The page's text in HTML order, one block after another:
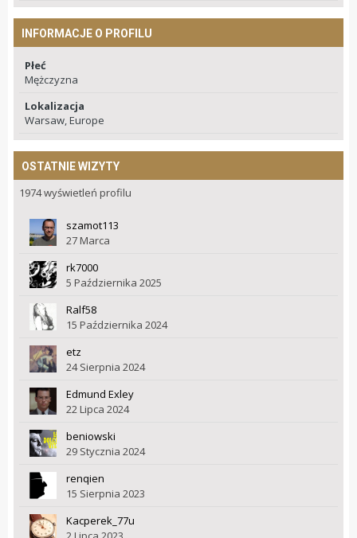
INFORMACJE O PROFILU
Płeć
Mężczyzna
Lokalizacja
Warsaw, Europe
OSTATNIE WIZYTY
1974 wyświetleń profilu
szamot113
27 Marca
rk7000
5 Października 2025
Ralf58
15 Października 2024
etz
24 Sierpnia 2024
Edmund Exley
22 Lipca 2024
beniowski
29 Stycznia 2024
renqien
15 Sierpnia 2023
Kacperek_77u